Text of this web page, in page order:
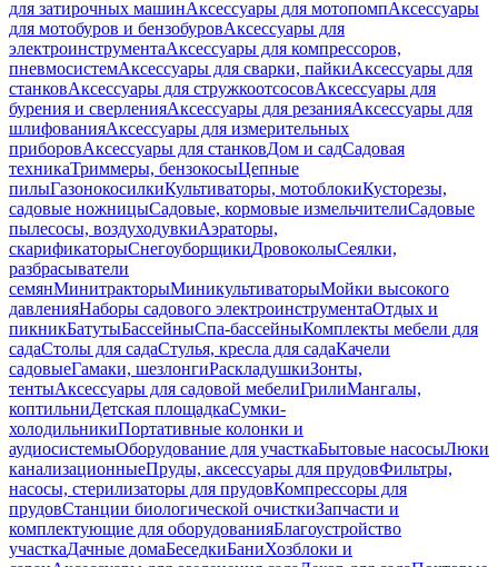
для затирочных машинАксессуары для мотопомпАксессуары
для мотобуров и бензобуровАксессуары для
электроинструментаАксессуары для компрессоров,
пневмосистемАксессуары для сварки, пайкиАксессуары для
станковАксессуары для стружкоотсосовАксессуары для
бурения и сверленияАксессуары для резанияАксессуары для
шлифованияАксессуары для измерительных
приборовАксессуары для станковДом и садСадовая
техникаТриммеры, бензокосыЦепные
пилыГазонокосилкиКультиваторы, мотоблокиКусторезы,
садовые ножницыСадовые, кормовые измельчителиСадовые
пылесосы, воздуходувкиАэраторы,
скарификаторыСнегоуборщикиДровоколыСеялки,
разбрасыватели
семянМинитракторыМиникультиваторыМойки высокого
давленияНаборы садового электроинструментаОтдых и
пикникБатутыБассейныСпа-бассейныКомплекты мебели для
садаСтолы для садаСтулья, кресла для садаКачели
садовыеГамаки, шезлонгиРаскладушкиЗонты,
тентыАксессуары для садовой мебелиГрилиМангалы,
коптильниДетская площадкаСумки-
холодильникиПортативные колонки и
аудиосистемыОборудование для участкаБытовые насосыЛюки
канализационныеПруды, аксессуары для прудовФильтры,
насосы, стерилизаторы для прудовКомпрессоры для
прудовСтанции биологической очисткиЗапчасти и
комплектующие для оборудованияБлагоустройство
участкаДачные домаБеседкиБаниХозблоки и